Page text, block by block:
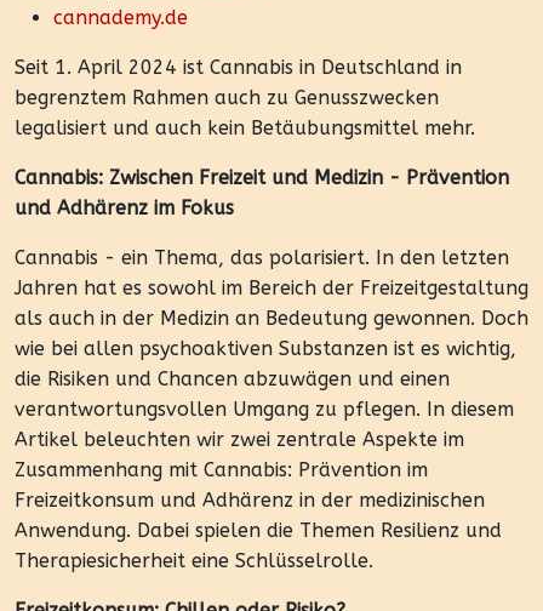
cannademy.de
Seit 1. April 2024 ist Cannabis in Deutschland in
begrenztem Rahmen auch zu Genusszwecken
legalisiert und auch kein Betäubungsmittel mehr.
Cannabis: Zwischen Freizeit und Medizin - Prävention
und Adhärenz im Fokus
Cannabis - ein Thema, das polarisiert. In den letzten
Jahren hat es sowohl im Bereich der Freizeitgestaltung
als auch in der Medizin an Bedeutung gewonnen. Doch
wie bei allen psychoaktiven Substanzen ist es wichtig,
die Risiken und Chancen abzuwägen und einen
verantwortungsvollen Umgang zu pflegen. In diesem
Artikel beleuchten wir zwei zentrale Aspekte im
Zusammenhang mit Cannabis: Prävention im
Freizeitkonsum und Adhärenz in der medizinischen
Anwendung. Dabei spielen die Themen Resilienz und
Therapiesicherheit eine Schlüsselrolle.